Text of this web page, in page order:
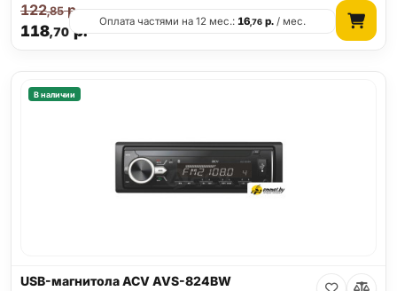
118,70р.
122,85р.
Оплата частями на 12 мес.:16,76 р. / мес.
В наличии
USB-магнитола ACV AVS-824BW